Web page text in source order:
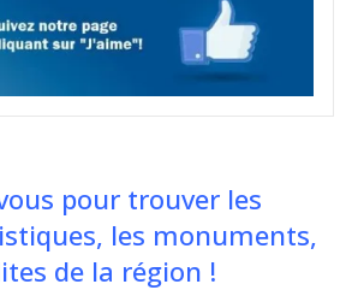
pour trouver les
les monuments,
de la région !